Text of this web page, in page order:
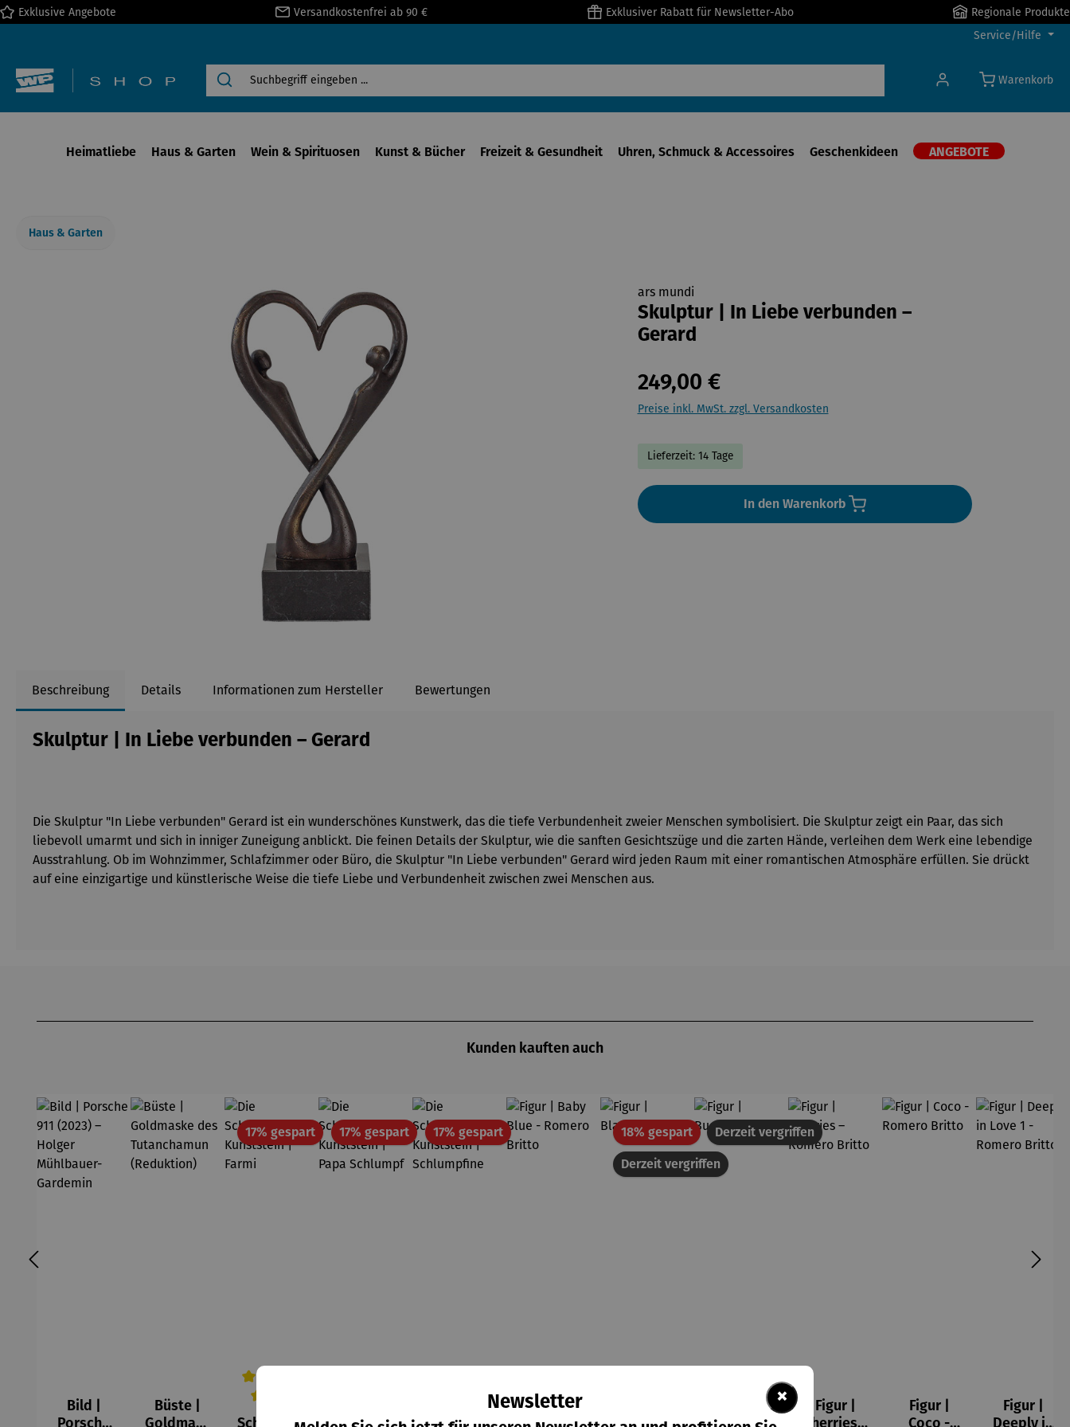
Zur Hauptnavigation springen
Exklusive Angebote Versandkostenfrei ab 90 € Exklusiver Rabatt für Newsletter-Abo
Regionale Produkte
Service/Hilfe
Warenkorb
Heimatliebe Haus & Garten Wein & Spirituosen Kunst & Bücher Freizeit & Gesundheit Uhren, Schmuck & Accessoires Geschenkideen ANGEBOTE
Haus & Garten
ars mundi
Skulptur | In Liebe verbunden –
Gerard
249,00 €
Preise inkl. MwSt. zzgl. Versandkosten
Lieferzeit: 14 Tage
In den Warenkorb
Beschreibung Details Informationen zum Hersteller Bewertungen
Skulptur | In Liebe verbunden – Gerard
Die Skulptur "In Liebe verbunden" Gerard ist ein wunderschönes Kunstwerk, das die tiefe Verbundenheit zweier Menschen symbolisiert. Die Skulptur zeigt ein Paar, das sich
liebevoll umarmt und sich in inniger Zuneigung anblickt. Die feinen Details der Skulptur, wie die sanften Gesichtszüge und die zarten Hände, verleihen dem Werk eine lebendige
Ausstrahlung. Ob im Wohnzimmer, Schlafzimmer oder Büro, die Skulptur "In Liebe verbunden" Gerard wird jeden Raum mit einer romantischen Atmosphäre erfüllen. Sie drückt
auf eine einzigartige und künstlerische Weise die tiefe Liebe und Verbundenheit zwischen zwei Menschen aus.
Kunden kauften auch
Bild |
Porsche
Büste |
Goldmask
17% gespartRabatt
Durchschnittliche Bewertung von 5 von 5 Sternen
Schlümpfe
17% gespartRabatt
Durchschnittliche Bewertung von 5 von 5 Sternen
Schlümpfe
17% gespartRabatt
Schlümpfe
Figur |
Baby Blue
Derzeit vergriffen
18% gespartRabatt
Blaumeise
Derzeit vergriffen
Buchfink
Figur |
Cherries –
Figur |
Coco -
Figur |
Deeply in
×
Newsletter